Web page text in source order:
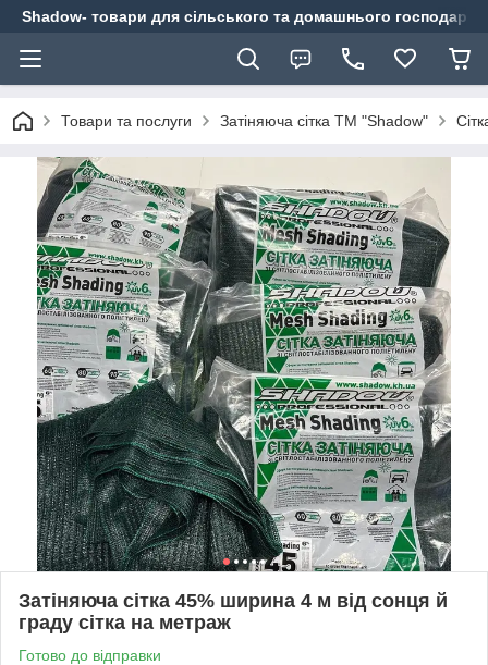
Shadow- товари для сільського та домашнього
Товари та послуги Затіняюча сітка ТМ "Shadow"
Затіняюча сітка 45% ширина 4 м від сонця й
граду сітка на метраж
Готово до відправки